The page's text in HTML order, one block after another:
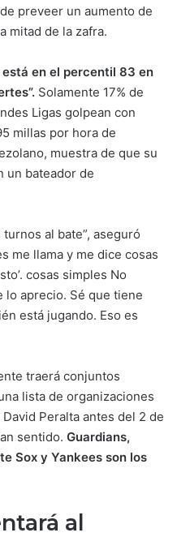
preveer un aumento de
mitad de la zafra.
en el percentil 83 en
Solamente 17% de
Ligas golpean con
millas por hora de
muestra de que su
un bateador de
al bate”, aseguró
me llama y me dice cosas
cosas simples No
lo aprecio. Sé que tiene
está jugando. Eso es
traerá conjuntos
lista de organizaciones
Peralta antes del 2 de
sentido. Guardians,
Sox y Yankees son los
al